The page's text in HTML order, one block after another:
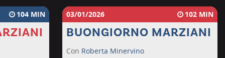
104 03/01/2026 102
BUONGIORNO MARZIANI
Con Roberta Minervino